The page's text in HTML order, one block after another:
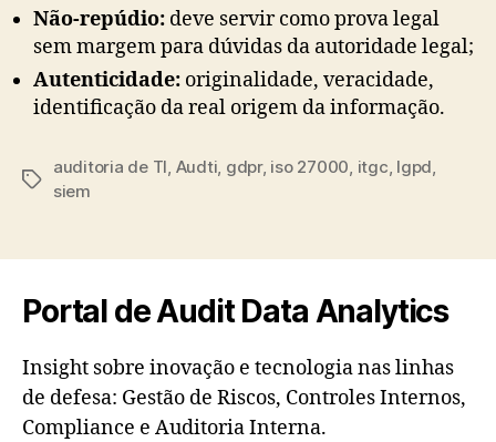
Não-repúdio: deve servir como prova legal
sem margem para dúvidas da autoridade legal;
Autenticidade: originalidade, veracidade,
identificação da real origem da informação.
Tags
auditoria de TI, Audti, gdpr, iso 27000, itgc, lgpd,
siem
Portal de Audit Data Analytics
Insight sobre inovação e tecnologia nas linhas
de defesa: Gestão de Riscos, Controles Internos,
Compliance e Auditoria Interna.